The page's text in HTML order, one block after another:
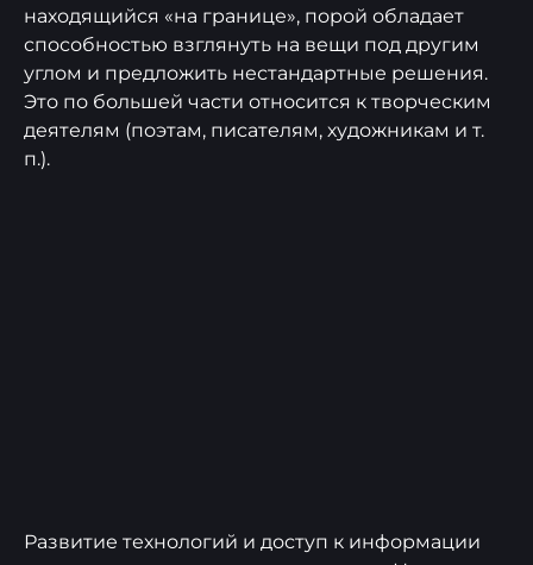
находящийся «на границе», порой обладает
способностью взглянуть на вещи под другим
углом и предложить нестандартные решения.
Это по большей части относится к творческим
деятелям (поэтам, писателям, художникам и т.
п.).
Развитие технологий и доступ к информации